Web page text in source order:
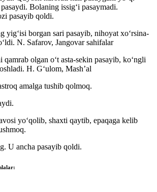
Bolaning issigʻi pasaymadi.
pasayib qoldi.
yigʻisi borgan sari pasayib, nihoyat xoʻrsina-
N. Safarov, Jangovar sahifalar
olgan oʻt asta-sekin pasayib, koʻngli
H. Gʻulom, Mashʼal
amalga tushib qolmoq.
yoʻqolib, shaxti qaytib, epaqaga kelib
U ancha pasayib qoldi.